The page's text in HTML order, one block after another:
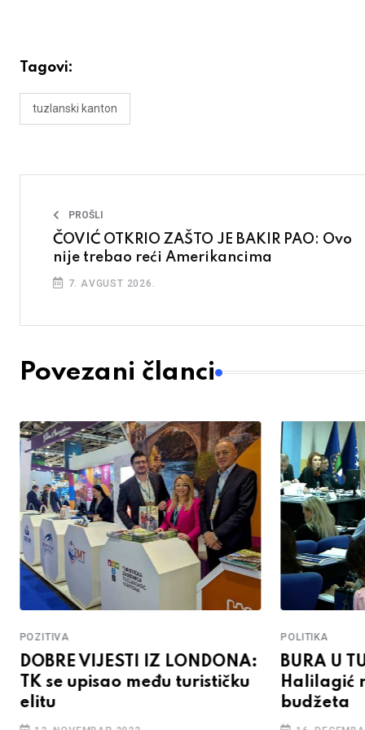
Tagovi:
tuzlanski kanton
PROŠLI
ČOVIĆ OTKRIO ZAŠTO JE BAKIR PAO: Ovo
nije trebao reći Amerikancima
7. AVGUST 2026.
Povezani članci
POZITIVA
DOBRE VIJESTI IZ LONDONA:
TK se upisao među turističku
elitu
POLITIKA
BURA U
Halilagić
budžeta